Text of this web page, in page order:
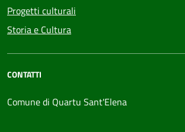
Progetti culturali
Storia e Cultura
CONTATTI
Comune di Quartu Sant'Elena